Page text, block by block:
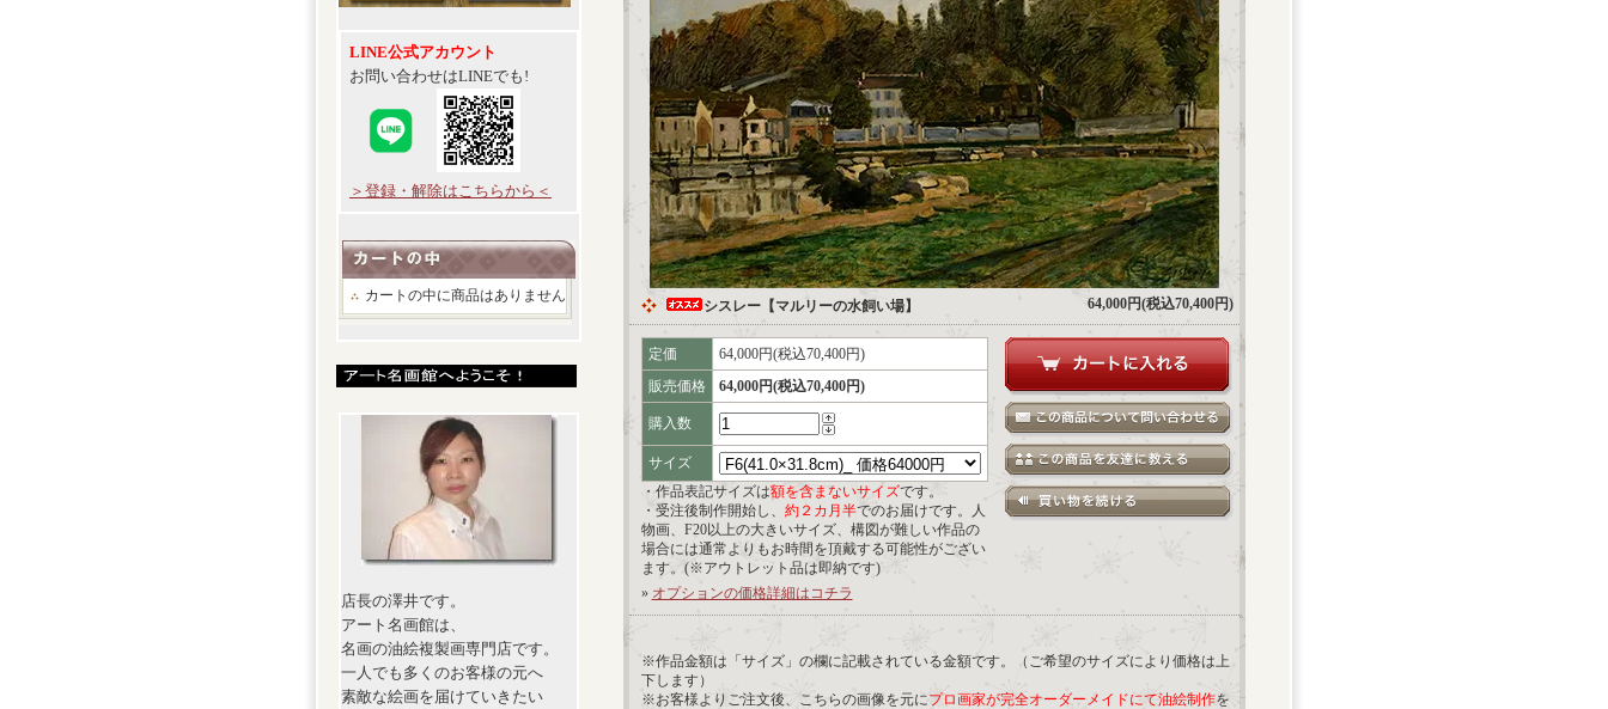
LINE公式アカウント
お問い合わせはLINEでも!
＞登録・解除はこちらから＜
カートの中に商品はありません
店長の澤井です。
アート名画館は、
名画の油絵複製画専門店です。
一人でも多くのお客様の元へ
素敵な絵画を届けていきたい
シスレー【マルリーの水飼い場】 64,000円(税込70,400円)
定価
64,000円(税込70,400円)
販売価格
64,000円(税込70,400円)
購入数
サイズ
・作品表記サイズは額を含まないサイズです。
・受注後制作開始し、 約２カ月半でのお届けです。人
物画、F20以上の大きいサイズ、構図が難しい作品の
場合には通常よりもお時間を頂戴する可能性がござい
ます。(※アウトレット品は即納です)
» オプションの価格詳細はコチラ
※作品金額は「サイズ」の欄に記載されている金額です。（ご希望のサイズにより価格は上
下します）
※お客様よりご注文後、こちらの画像を元にプロ画家が完全オーダーメイドにて油絵制作を